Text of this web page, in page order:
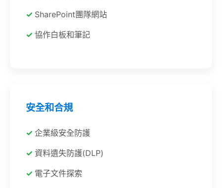
SharePoint團隊網站
協作白板和筆記
安全和合規
企業級安全防護
資料遺失防護(DLP)
電子文件探索